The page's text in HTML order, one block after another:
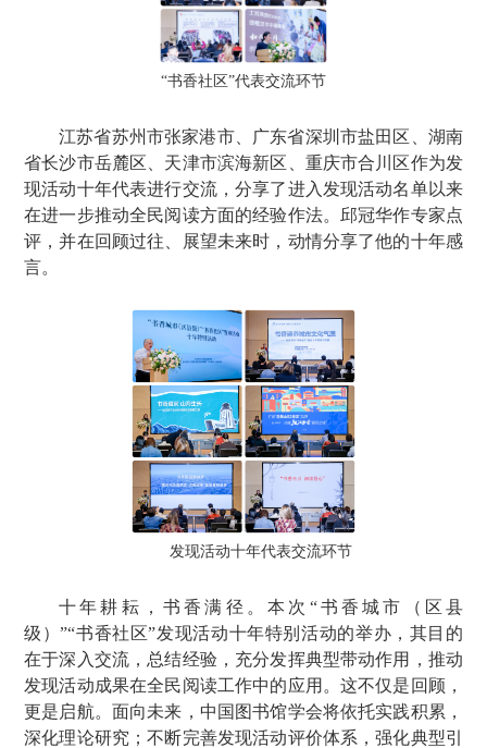
“书香社区”代表交流环节
江苏省苏州市张家港市、广东省深圳市盐田区、湖南
省长沙市岳麓区、天津市滨海新区、重庆市合川区作为发
现活动十年代表进行交流，分享了进入发现活动名单以来
在进一步推动全民阅读方面的经验作法。邱冠华作专家点
评，并在回顾过往、展望未来时，动情分享了他的十年感
言。
发现活动十年代表交流环节
十年耕耘，书香满径。本次“书香城市（区县
级）”“书香社区”发现活动十年特别活动的举办，其目的
在于深入交流，总结经验，充分发挥典型带动作用，推动
发现活动成果在全民阅读工作中的应用。这不仅是回顾，
更是启航。面向未来，中国图书馆学会将依托实践积累，
深化理论研究；不断完善发现活动评价体系，强化典型引